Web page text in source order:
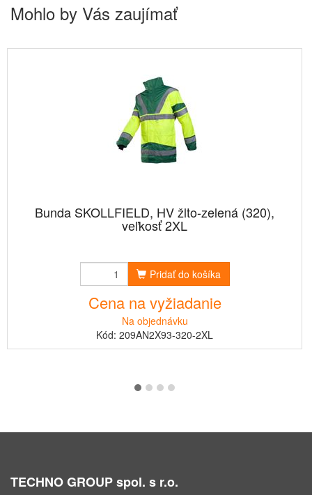
Mohlo by Vás zaujímať
Bunda SKOLLFIELD, HV žlto-zelená (320),
veľkosť 2XL
Pridať do košíka
Cena na vyžiadanie
Na objednávku
Kód: 209AN2X93-320-2XL
TECHNO GROUP spol. s r.o.